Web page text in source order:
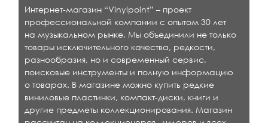
Интернет-магазин “Vinylpoint” – проект
профессиональной компании с опытом 30 лет
на музыкальном рынке. Мы объединили не только
товары исключительного качества, редкости,
разнообразия, но и современный сервис,
поисковые инструменты и полную информацию
о товарах. В магазине можно купить редкие
виниловые пластинки, компакт-диски, книги и
другие предметы коллекционирования. Магазин